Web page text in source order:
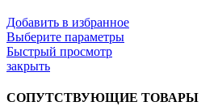
Добавить в избранное
Выберите параметры
Быстрый просмотр
закрыть
СОПУТСТВУЮЩИЕ ТОВАРЫ